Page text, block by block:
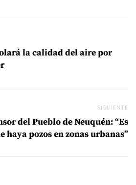
la calidad del aire por
SIGUIENTE
del Pueblo de Neuquén: “Es
pozos en zonas urbanas”